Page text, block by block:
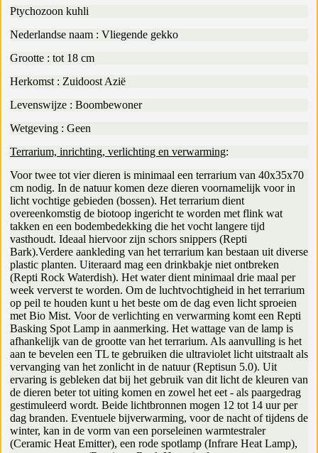
Ptychozoon kuhli
Nederlandse naam : Vliegende gekko
Grootte : tot 18 cm
Herkomst : Zuidoost Azië
Levenswijze : Boombewoner
Wetgeving : Geen
Terrarium, inrichting, verlichting en verwarming:
Voor twee tot vier dieren is minimaal een terrarium van 40x35x70
cm nodig. In de natuur komen deze dieren voornamelijk voor in
licht vochtige gebieden (bossen). Het terrarium dient
overeenkomstig de biotoop ingericht te worden met flink wat
takken en een bodembedekking die het vocht langere tijd
vasthoudt. Ideaal hiervoor zijn schors snippers (Repti
Bark).Verdere aankleding van het terrarium kan bestaan uit diverse
plastic planten. Uiteraard mag een drinkbakje niet ontbreken
(Repti Rock Waterdish). Het water dient minimaal drie maal per
week ververst te worden. Om de luchtvochtigheid in het terrarium
op peil te houden kunt u het beste om de dag even licht sproeien
met Bio Mist. Voor de verlichting en verwarming komt een Repti
Basking Spot Lamp in aanmerking. Het wattage van de lamp is
afhankelijk van de grootte van het terrarium. Als aanvulling is het
aan te bevelen een TL te gebruiken die ultraviolet licht uitstraalt als
vervanging van het zonlicht in de natuur (Reptisun 5.0). Uit
ervaring is gebleken dat bij het gebruik van dit licht de kleuren van
de dieren beter tot uiting komen en zowel het eet - als paargedrag
gestimuleerd wordt. Beide lichtbronnen mogen 12 tot 14 uur per
dag branden. Eventuele bijverwarming, voor de nacht of tijdens de
winter, kan in de vorm van een porseleinen warmtestraler
(Ceramic Heat Emitter), een rode spotlamp (Infrare Heat Lamp),